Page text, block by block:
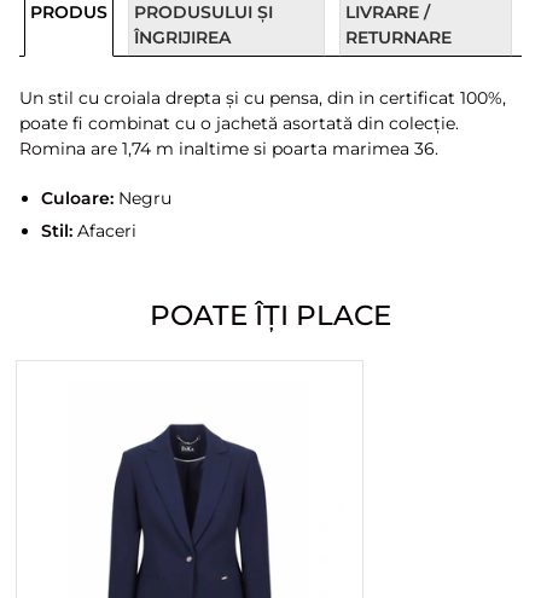
PRODUS
PRODUSULUI ȘI
ÎNGRIJIREA
LIVRARE /
RETURNARE
Un stil cu croiala drepta și cu pensa, din in certificat 100%,
poate fi combinat cu o jachetă asortată din colecție.
Romina are 1,74 m inaltime si poarta marimea 36.
Culoare:Negru
Stil:Afaceri
POATE ÎȚI PLACE